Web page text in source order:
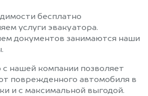
бесплатно
услуги эвакуатора.
документов занимаются наши
с нашей компании позволяет
поврежденного автомобиля в
и с максимальной выгодой.